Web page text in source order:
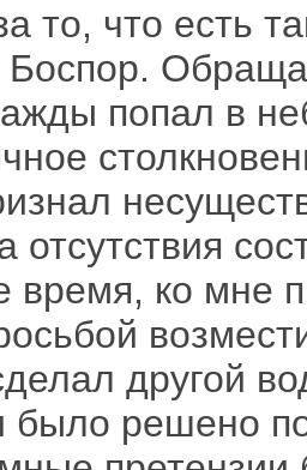
то, что есть
Боспор.
попал в
отсутствия
время, ко мне
другой
решено